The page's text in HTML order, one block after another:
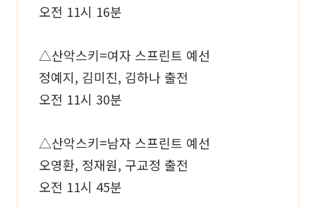
오전 11시 16분
△산악스키=여자 스프린트 예선
정예지, 김미진, 김하나 출전
오전 11시 30분
△산악스키=남자 스프린트 예선
오영환, 정재원, 구교정 출전
오전 11시 45분